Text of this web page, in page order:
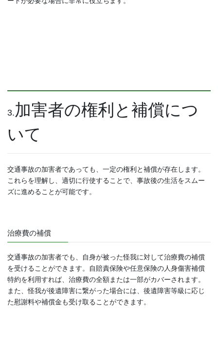
3.加害者の権利と補償につ
いて
交通事故の加害者であっても、一定の権利と補償が存在します。
これらを理解し、適切に行使することで、事故後の生活をスムー
ズに進めることが可能です。
治療費の補償
交通事故の加害者でも、自身が被った怪我に対して治療費の補償
を受けることができます。自賠責保険や任意保険の人身傷害補償
特約を利用すれば、治療費の全額または一部がカバーされます。
また、怪我が後遺障害に繋がった場合には、後遺障害等級に応じ
た慰謝料や補償金も受け取ることができます。